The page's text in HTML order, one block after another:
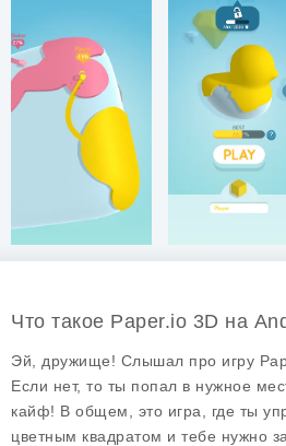
Что такое Paper.io 3D на
Эй, дружище! Слышал про игру
Если нет, то ты попал в нужное
кайф! В общем, это игра, где ты
цветным квадратом и тебе нужно